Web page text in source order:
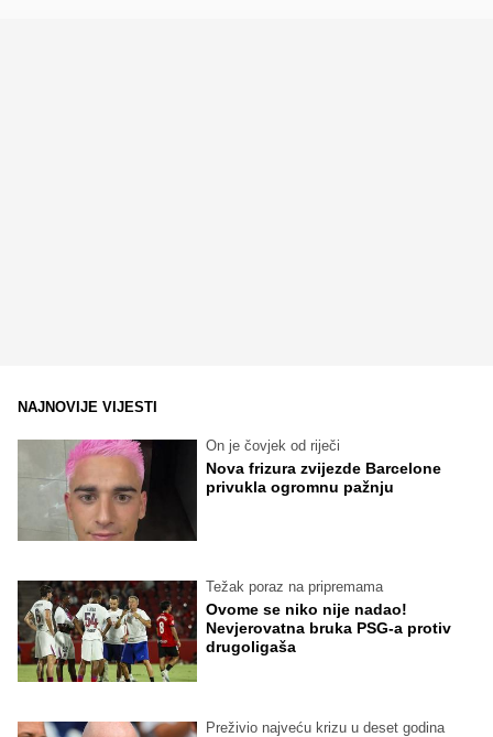
NAJNOVIJE VIJESTI
On je čovjek od riječi
Nova frizura zvijezde Barcelone
privukla ogromnu pažnju
Težak poraz na pripremama
Ovome se niko nije nadao!
Nevjerovatna bruka PSG-a protiv
drugoligaša
Preživio najveću krizu u deset godina